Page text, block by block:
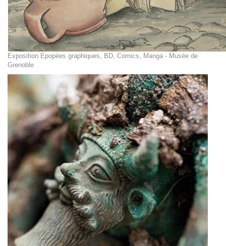
Exposition Epopées graphiques, BD, Comics, Manga - Musée de
Grenoble